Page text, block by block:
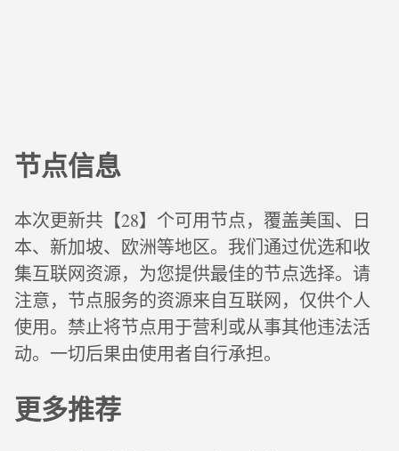
节点信息
本次更新共【28】个可用节点，覆盖美国、日
本、新加坡、欧洲等地区。我们通过优选和收
集互联网资源，为您提供最佳的节点选择。请
注意，节点服务的资源来自互联网，仅供个人
使用。禁止将节点用于营利或从事其他违法活
动。一切后果由使用者自行承担。
更多推荐